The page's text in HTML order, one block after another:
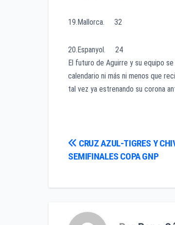
19.Mallorca. 32
20.Espanyol. 24
El futuro de Aguirre y su equipo
calendario ni más ni menos que
tal vez ya estrenando su corona
Navegación
entradas
CRUZ AZUL-TIGRES Y
SEMIFINALES COPA GNP